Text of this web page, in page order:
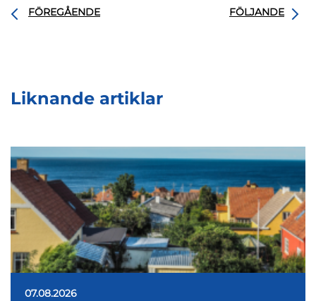
FÖREGÅENDE FÖLJANDE
Liknande artiklar
07.08.2026